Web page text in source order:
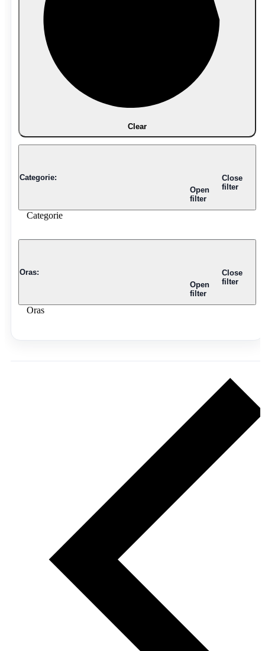
Clear
Categorie:
Open
filter
Close
filter
Categorie
Oras:
Open
filter
Close
filter
Oras